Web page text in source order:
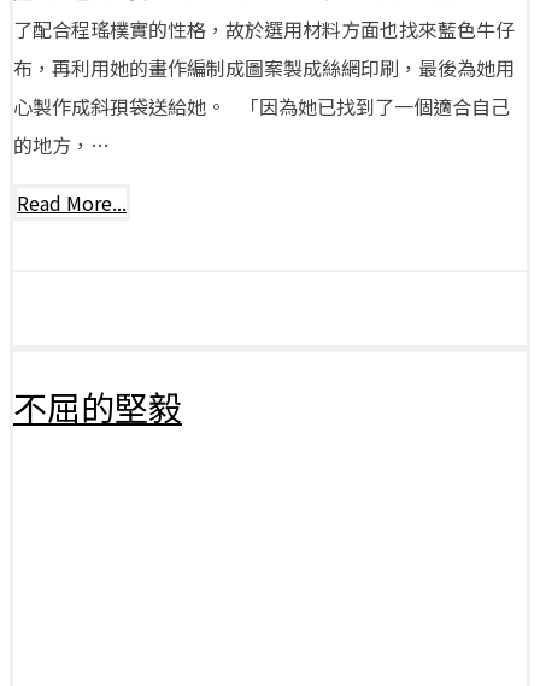
了配合程瑤樸實的性格，故於選用材料方面也找來藍色牛仔
布，再利用她的畫作編制成圖案製成絲網印刷，最後為她用
心製作成斜孭袋送給她。 「因為她已找到了一個適合自己
的地方，…
Read More...
不屈的堅毅